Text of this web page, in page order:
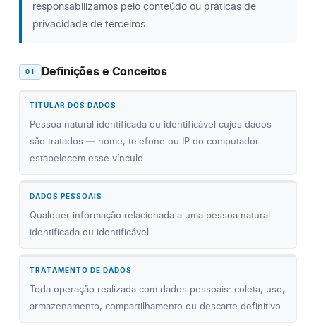
responsabilizamos pelo conteúdo ou práticas de
privacidade de terceiros.
01 Definições e Conceitos
TITULAR DOS DADOS
Pessoa natural identificada ou identificável cujos dados
são tratados — nome, telefone ou IP do computador
estabelecem esse vínculo.
DADOS PESSOAIS
Qualquer informação relacionada a uma pessoa natural
identificada ou identificável.
TRATAMENTO DE DADOS
Toda operação realizada com dados pessoais: coleta, uso,
armazenamento, compartilhamento ou descarte definitivo.